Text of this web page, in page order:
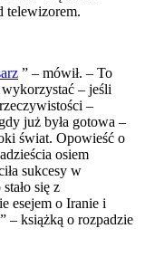
telewizorem.
” – mówił. – To
– jeśli
–
już była gotowa –
świat. Opowieść o
osiem
sukcesy w
się z
esejem o Iranie i
” – książką o rozpadzie